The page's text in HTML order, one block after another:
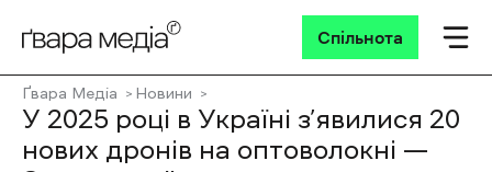
Спільнота
Ґвара Медіа Новини
У 2025 році в Україні з’явилися 20
нових дронів на оптоволокні —